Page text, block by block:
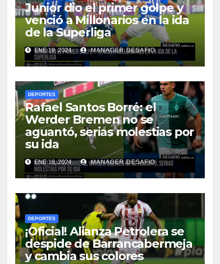
Junior dio el primer golpe y
venció a Millonarios en la ida
de la Superliga
ENE 19, 2024 MANAGER.DESAFIO
DEPORTES
Rafael Santos Borré: el
Werder Bremen no se
aguantó, serias molestias por
su ida
ENE 18, 2024 MANAGER.DESAFIO
DEPORTES
¡Oficial! Alianza Petrolera se
despide de Barrancabermeja
y cambia sus colores